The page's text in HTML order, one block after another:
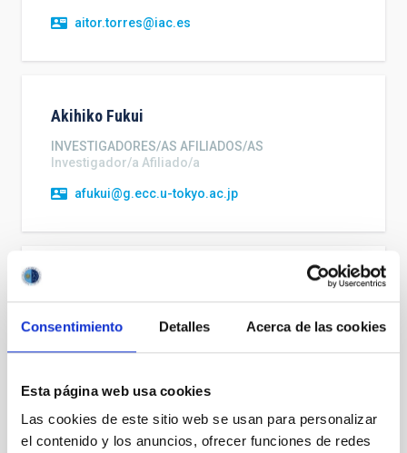
Consentimiento Detalles Acerca de las cookies
Esta página web usa cookies
Las cookies de este sitio web se usan para personalizar
el contenido y los anuncios, ofrecer funciones de redes
aitor.torres@iac.es
Akihiko Fukui
INVESTIGADORES/AS AFILIADOS/AS
Investigador/a Afiliado/a
afukui@g.ecc.u-tokyo.ac.jp
PredocFPU-21